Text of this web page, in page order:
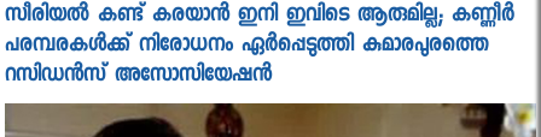
സീരിയല്‍ കണ്ട് കരയാന്‍ ഇനി ഇവിടെ ആരുമില്ല; കണ്ണീർ
പരമ്പരകൾക്ക് നിരോധനം ഏർപ്പെടുത്തി കുമാരപുരത്തെ
റസിഡൻസ് അസോസിയേഷൻ